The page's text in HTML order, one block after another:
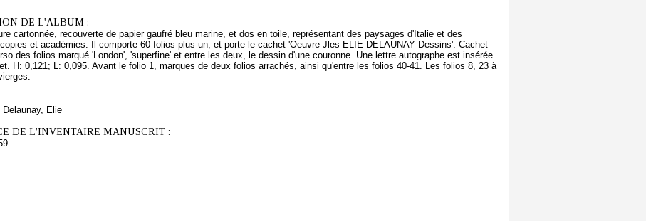
DE L'ALBUM :
cartonnée, recouverte de papier gaufré bleu marine, et dos en toile, représentant des paysages d'Italie et des
et académies. Il comporte 60 folios plus un, et porte le cachet 'Oeuvre Jles ELIE DELAUNAY Dessins'. Cachet
des folios marqué 'London', 'superfine' et entre les deux, le dessin d'une couronne. Une lettre autographe est insérée
H: 0,121; L: 0,095. Avant le folio 1, marques de deux folios arrachés, ainsi qu'entre les folios 40-41. Les folios 8, 23 à
Elie
DE L'INVENTAIRE MANUSCRIT :